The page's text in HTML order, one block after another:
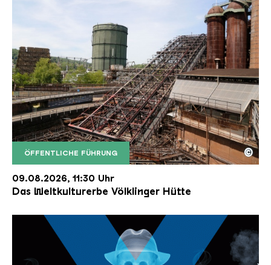
ÖFFENTLICHE FÜHRUNG
Der Erzschrägaufzug der Völklinger Hütte mit
Copyright: Weltkulturerbe Völklinger Hütte | Karl
©
09.08.2026, 11:30 Uhr
Das Weltkulturerbe Völklinger Hütte